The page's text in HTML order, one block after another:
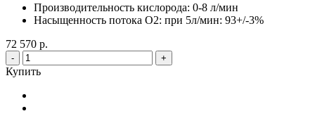
Производительность кислорода: 0-8 л/мин
Насыщенность потока О2: при 5л/мин: 93+/-3%
72 570 р.
- +
Купить